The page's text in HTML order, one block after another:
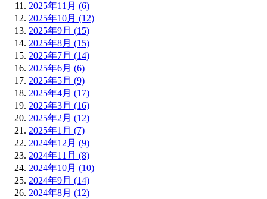
2025年11月 (6)
2025年10月 (12)
2025年9月 (15)
2025年8月 (15)
2025年7月 (14)
2025年6月 (6)
2025年5月 (9)
2025年4月 (17)
2025年3月 (16)
2025年2月 (12)
2025年1月 (7)
2024年12月 (9)
2024年11月 (8)
2024年10月 (10)
2024年9月 (14)
2024年8月 (12)